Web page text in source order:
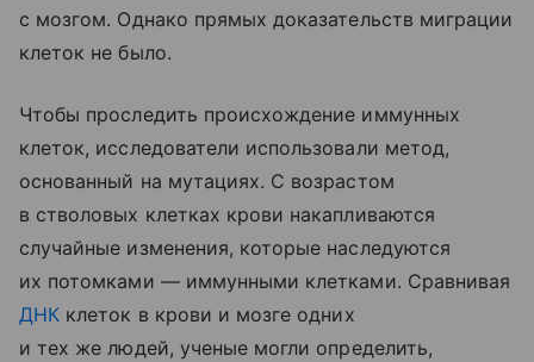
с мозгом. Однако прямых доказательств миграции
клеток не было.
Чтобы проследить происхождение иммунных
клеток, исследователи использовали метод,
основанный на мутациях. С возрастом
в стволовых клетках крови накапливаются
случайные изменения, которые наследуются
их потомками — иммунными клетками. Сравнивая
ДНК клеток в крови и мозге одних
и тех же людей, ученые могли определить,